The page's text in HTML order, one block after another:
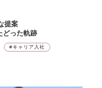
提案
どった軌跡
キャリア入社